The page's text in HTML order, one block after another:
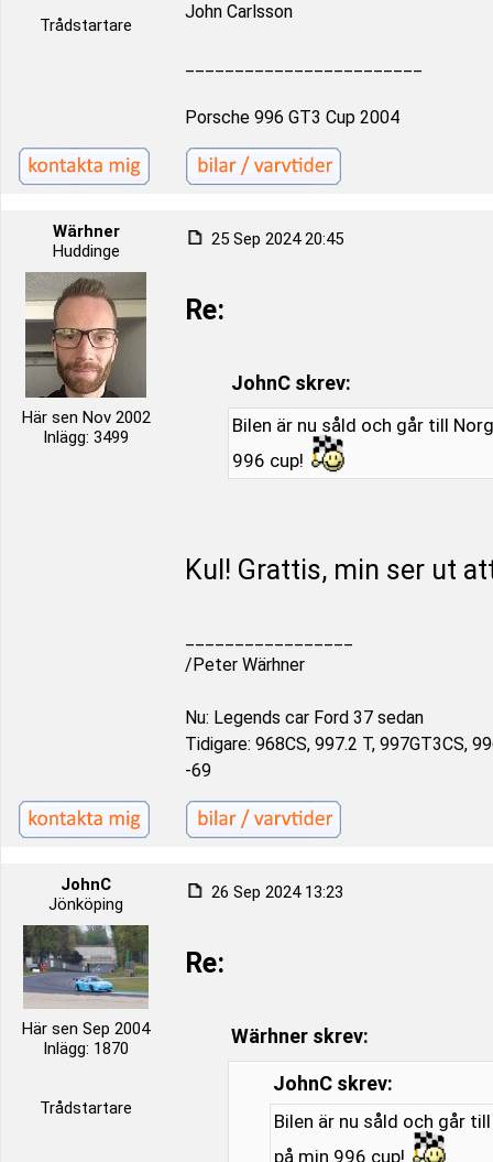
Trådstartare
John Carlsson
Porsche 996 GT3 Cup 2004
Wärhner
Huddinge
Här sen Nov 2002
Inlägg: 3499
25 Sep 2024 20:45
Re:
JohnC skrev:
Bilen är nu såld och går till
996 cup!
Kul! Grattis, min ser ut
/Peter Wärhner
Nu: Legends car Ford 37 sedan
Tidigare: 968CS, 997.2 T, 997GT3CS,
-69
JohnC
Jönköping
Här sen Sep 2004
Inlägg: 1870
Trådstartare
26 Sep 2024 13:23
Re:
Wärhner skrev:
JohnC skrev:
Bilen är nu såld och går
på min 996 cup!